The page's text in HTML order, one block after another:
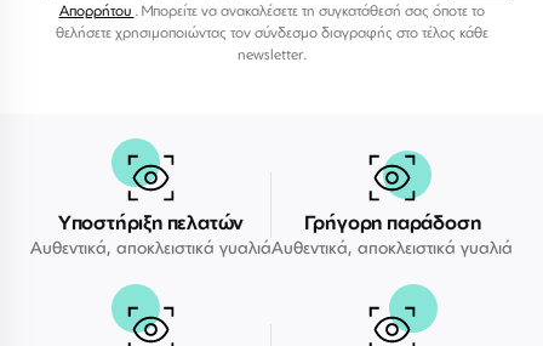
Απορρήτου . Μπορείτε να ανακαλέσετε τη συγκατάθεσή σας όποτε το
θελήσετε χρησιμοποιώντας τον σύνδεσμο διαγραφής στο τέλος κάθε
newsletter.
Υποστήριξη πελατών
Αυθεντικά, αποκλειστικά γυαλιά
Γρήγορη παράδοση
Αυθεντικά, αποκλειστικά γυαλιά